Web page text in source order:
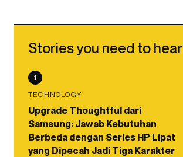
Stories you need to hear
1
TECHNOLOGY
Upgrade Thoughtful dari
Samsung: Jawab Kebutuhan
Berbeda dengan Series HP Lipat
yang Dipecah Jadi Tiga Karakter